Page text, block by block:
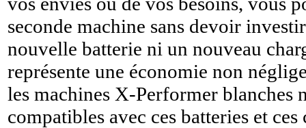
seconde machine sans devoir
nouvelle batterie ni un nouveau
représente une économie non
les machines X-Performer blanches
compatibles avec ces batteries et ces